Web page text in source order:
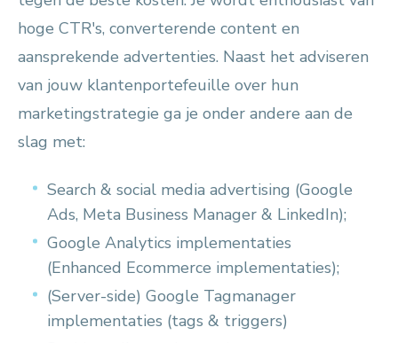
hoge CTR's, converterende content en
aansprekende advertenties. Naast het adviseren
van jouw klantenportefeuille over hun
marketingstrategie ga je onder andere aan de
slag met:
Search & social media advertising (Google
Ads, Meta Business Manager & LinkedIn);
Google Analytics implementaties
(Enhanced Ecommerce implementaties);
(Server-side) Google Tagmanager
implementaties (tags & triggers)